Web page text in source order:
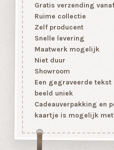
Gratis verzending
Ruime collectie
Zelf producent
Snelle levering
Maatwerk mogelijk
Niet duur
Showroom
Een gegraveerde tekst
beeld uniek
Cadeauverpakking en
kaartje is mogelijk